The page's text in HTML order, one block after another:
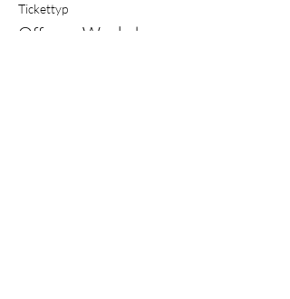
Tickettyp
Offener Workshop